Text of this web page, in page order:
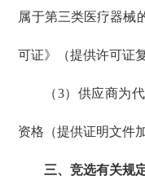
属于第三类医疗器械
可证》（提供许可证
（3）供应商为
资格（提供证明文件
三、竞选有关规